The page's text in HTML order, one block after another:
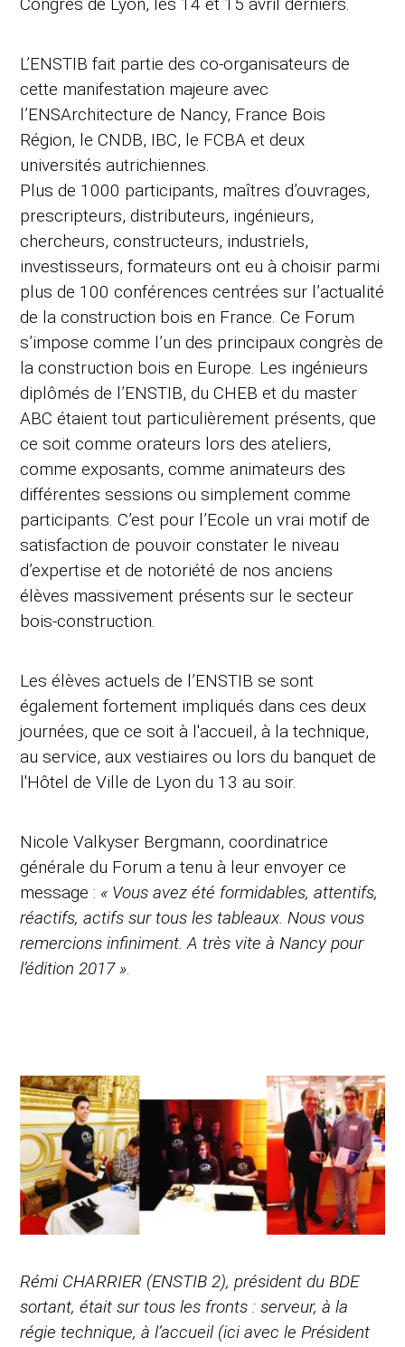
Congrès de Lyon, les 14 et 15 avril derniers.
L’ENSTIB fait partie des co-organisateurs de
cette manifestation majeure avec
l’ENSArchitecture de Nancy, France Bois
Région, le CNDB, IBC, le FCBA et deux
universités autrichiennes.
Plus de 1000 participants, maîtres d’ouvrages,
prescripteurs, distributeurs, ingénieurs,
chercheurs, constructeurs, industriels,
investisseurs, formateurs ont eu à choisir parmi
plus de 100 conférences centrées sur l’actualité
de la construction bois en France. Ce Forum
s’impose comme l’un des principaux congrès de
la construction bois en Europe. Les ingénieurs
diplômés de l’ENSTIB, du CHEB et du master
ABC étaient tout particulièrement présents, que
ce soit comme orateurs lors des ateliers,
comme exposants, comme animateurs des
différentes sessions ou simplement comme
participants. C’est pour l’Ecole un vrai motif de
satisfaction de pouvoir constater le niveau
d’expertise et de notoriété de nos anciens
élèves massivement présents sur le secteur
bois-construction.
Les élèves actuels de l’ENSTIB se sont
également fortement impliqués dans ces deux
journées, que ce soit à l'accueil, à la technique,
au service, aux vestiaires ou lors du banquet de
l'Hôtel de Ville de Lyon du 13 au soir.
Nicole Valkyser Bergmann, coordinatrice
générale du Forum a tenu à leur envoyer ce
message : « Vous avez été formidables, attentifs,
réactifs, actifs sur tous les tableaux. Nous vous
remercions infiniment. A très vite à Nancy pour
l’édition 2017 ».
Rémi CHARRIER (ENSTIB 2), président du BDE
sortant, était sur tous les fronts : serveur, à la
régie technique, à l’accueil (ici avec le Président